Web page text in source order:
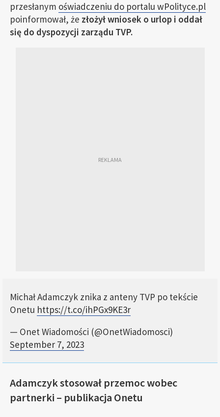
przesłanym oświadczeniu do portalu wPolityce.pl
poinformował, że złożył wniosek o urlop i oddał
się do dyspozycji zarządu TVP.
Michał Adamczyk znika z anteny TVP po tekście
Onetu https://t.co/ihPGx9KE3r
— Onet Wiadomości (@OnetWiadomosci)
September 7, 2023
Adamczyk stosował przemoc wobec
partnerki – publikacja Onetu